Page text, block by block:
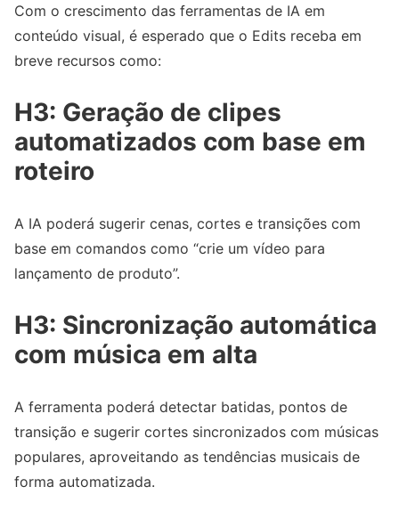
Com o crescimento das ferramentas de IA em
conteúdo visual, é esperado que o Edits receba em
breve recursos como:
H3: Geração de clipes
automatizados com base em
roteiro
A IA poderá sugerir cenas, cortes e transições com
base em comandos como “crie um vídeo para
lançamento de produto”.
H3: Sincronização automática
com música em alta
A ferramenta poderá detectar batidas, pontos de
transição e sugerir cortes sincronizados com músicas
populares, aproveitando as tendências musicais de
forma automatizada.